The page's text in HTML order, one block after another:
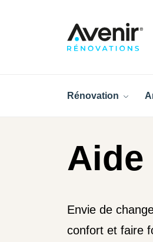
Rénovation
Aide
Envie de
confort et faire